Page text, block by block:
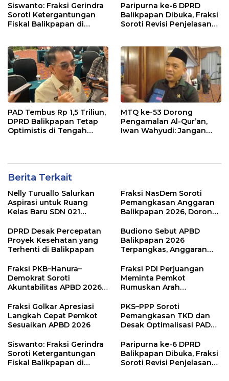
Siswanto: Fraksi Gerindra
Soroti Ketergantungan
Fiskal Balikpapan di
Paripurna ke-6 DPRD
Balikpapan Dibuka, Fraksi
Soroti Revisi Penjelasan
PAD Tembus Rp 1,5 Triliun,
DPRD Balikpapan Tetap
Optimistis di Tengah
MTQ ke-53 Dorong
Pengamalan Al-Qur’an,
Iwan Wahyudi: Jangan
Berita Terkait
Nelly Turuallo Salurkan
Aspirasi untuk Ruang
Kelas Baru SDN 021
Fraksi NasDem Soroti
Pemangkasan Anggaran
Balikpapan 2026, Dorong
Publik
DPRD Desak Percepatan
Proyek Kesehatan yang
Terhenti di Balikpapan
Budiono Sebut APBD
Balikpapan 2026
Terpangkas, Anggaran
Fraksi PKB–Hanura–
Demokrat Soroti
Akuntabilitas APBD 2026
Pengawasan Belanja
Modal
Fraksi PDI Perjuangan
Meminta Pemkot
Rumuskan Arah
Terukur sebagai
Penyangga IKN
Fraksi Golkar Apresiasi
Langkah Cepat Pemkot
Sesuaikan APBD 2026
PKS–PPP Soroti
Pemangkasan TKD dan
Desak Optimalisasi PAD
Balikpapan 2026
Siswanto: Fraksi Gerindra
Soroti Ketergantungan
Fiskal Balikpapan di
Paripurna ke-6 DPRD
Balikpapan Dibuka, Fraksi
Soroti Revisi Penjelasan